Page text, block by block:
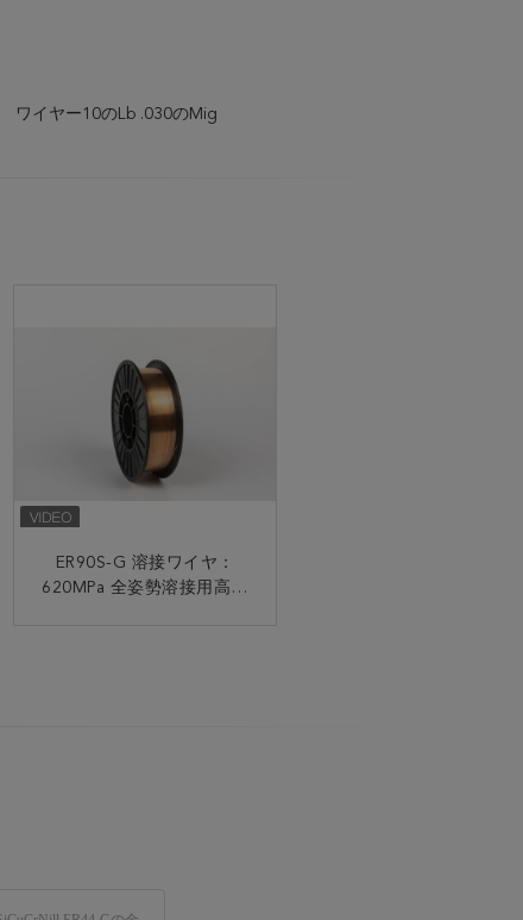
ワイヤー10のlb .030のmig
ER90S-G 溶接ワイヤ：
620MPa 全姿勢溶接用高靭
ER55-G .030 .035 CO2 ア
ルゴン付き固体溶接ワイヤ